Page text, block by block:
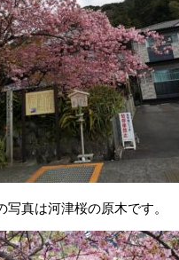
写真は河津桜の原木です。